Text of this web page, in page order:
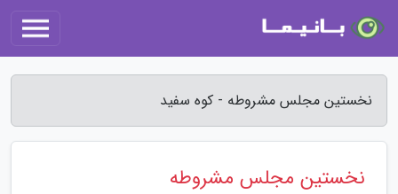
نخستین مجلس مشروطه - کوه سفید
نخستین مجلس مشروطه